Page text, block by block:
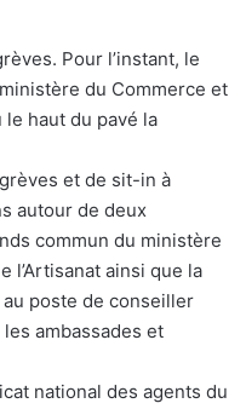
Pour l’instant, le
du Commerce et
le haut du pavé la
et de sit-in à
autour de deux
commun du ministère
l’Artisanat ainsi que la
poste de conseiller
ambassades et
national des agents du